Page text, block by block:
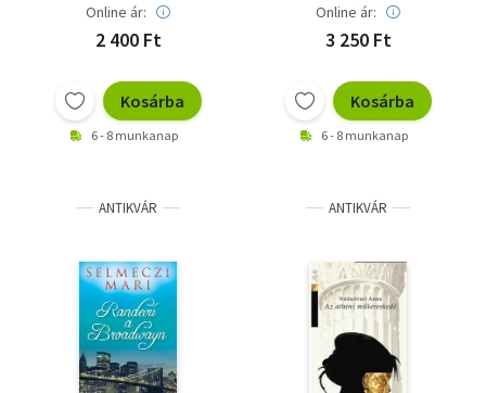
Online ár:
2 400 Ft
Kosárba
6 - 8 munkanap
Online ár:
3 250 Ft
Kosárba
6 - 8 munkanap
ANTIKVÁR ANTIKVÁR